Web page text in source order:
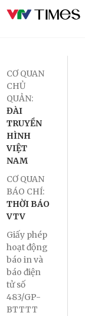
CƠ QUAN
CHỦ
QUẢN:
ĐÀI
TRUYỀN
HÌNH
VIỆT
NAM
CƠ QUAN
BÁO CHÍ:
THỜI BÁO
VTV
Giấy phép
hoạt động
báo in và
báo điện
tử số
483/GP-
BTTTT